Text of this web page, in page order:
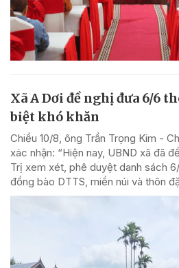
Xã A Dơi đề nghị đưa 6/6
biệt khó khăn
Chiều 10/8, ông Trần Trọng Kim -
xác nhận: “Hiện nay, UBND xã đã
Trị xem xét, phê duyệt danh sách
đồng bào DTTS, miền núi và thôn